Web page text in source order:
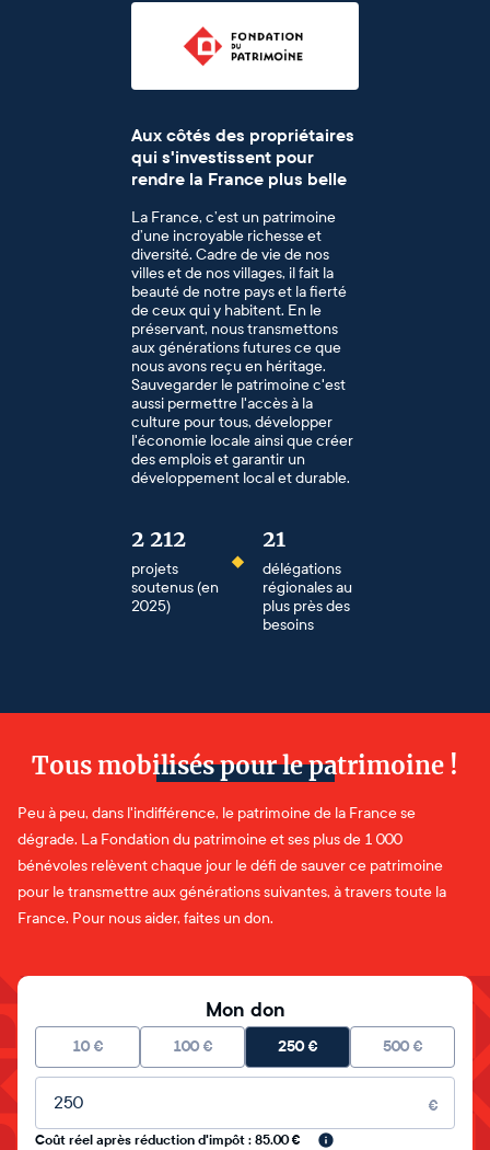
Aux côtés des propriétaires
qui s'investissent pour
rendre la France plus belle
La France, c’est un patrimoine
d’une incroyable richesse et
diversité. Cadre de vie de nos
villes et de nos villages, il fait la
beauté de notre pays et la fierté
de ceux qui y habitent. En le
préservant, nous transmettons
aux générations futures ce que
nous avons reçu en héritage.
Sauvegarder le patrimoine c'est
aussi permettre l'accès à la
culture pour tous, développer
l'économie locale ainsi que créer
des emplois et garantir un
développement local et durable.
2 212
projets
soutenus (en
2025)
21
délégations
régionales au
plus près des
besoins
Tous mobilisés pour le patrimoine !
Peu à peu, dans l'indifférence, le patrimoine de la France se
dégrade. La Fondation du patrimoine et ses plus de 1 000
bénévoles relèvent chaque jour le défi de sauver ce patrimoine
pour le transmettre aux générations suivantes, à travers toute la
France. Pour nous aider, faites un don.
Mon don
10 € 100 € 250€ 500 €
Montant libre
€
Coût réel après réduction d'impôt : 85.00 €